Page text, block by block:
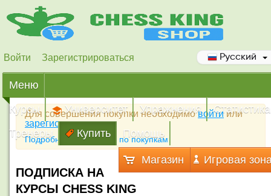
Войти Зарегистрироваться Русский
Меню
Курсы
Университет Упражнения
Статистика
Тренеры
Купить Помощь
Магазин Игровая
Для совершения покупки необходимовойтиили
зарегистрироваться
Подробная инструкция по покупкам
ПОДПИСКА НА
КУРСЫ CHESS KING